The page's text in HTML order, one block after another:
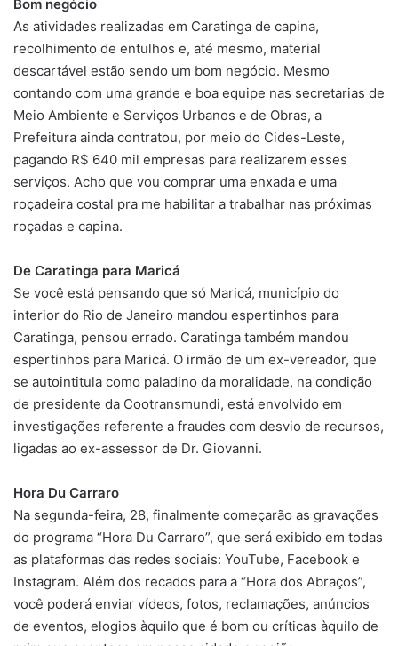
Bom negócio
As atividades realizadas em Caratinga de capina,
recolhimento de entulhos e, até mesmo, material
descartável estão sendo um bom negócio. Mesmo
contando com uma grande e boa equipe nas secretarias de
Meio Ambiente e Serviços Urbanos e de Obras, a
Prefeitura ainda contratou, por meio do Cides-Leste,
pagando R$ 640 mil empresas para realizarem esses
serviços. Acho que vou comprar uma enxada e uma
roçadeira costal pra me habilitar a trabalhar nas próximas
roçadas e capina.
De Caratinga para Maricá
Se você está pensando que só Maricá, município do
interior do Rio de Janeiro mandou espertinhos para
Caratinga, pensou errado. Caratinga também mandou
espertinhos para Maricá. O irmão de um ex-vereador, que
se autointitula como paladino da moralidade, na condição
de presidente da Cootransmundi, está envolvido em
investigações referente a fraudes com desvio de recursos,
ligadas ao ex-assessor de Dr. Giovanni.
Hora Du Carraro
Na segunda-feira, 28, finalmente começarão as gravações
do programa “Hora Du Carraro”, que será exibido em todas
as plataformas das redes sociais: YouTube, Facebook e
Instagram. Além dos recados para a “Hora dos Abraços”,
você poderá enviar vídeos, fotos, reclamações, anúncios
de eventos, elogios àquilo que é bom ou críticas àquilo de